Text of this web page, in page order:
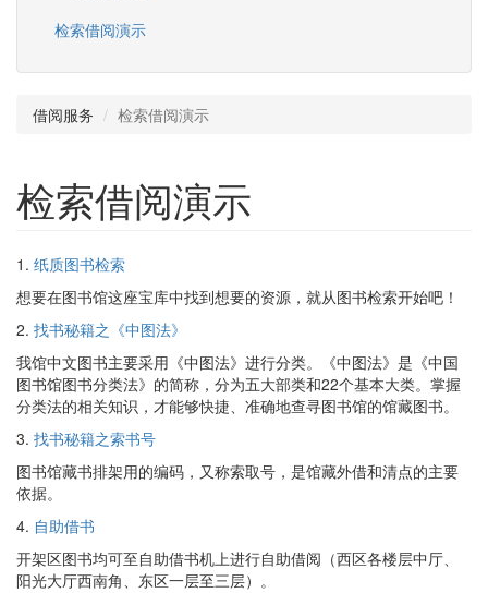
检索借阅演示
借阅服务 检索借阅演示
检索借阅演示
1. 纸质图书检索
想要在图书馆这座宝库中找到想要的资源，就从图书检索开始吧！
2. 找书秘籍之《中图法》
我馆中文图书主要采用《中图法》进行分类。《中图法》是《中国
图书馆图书分类法》的简称，分为五大部类和22个基本大类。掌握
分类法的相关知识，才能够快捷、准确地查寻图书馆的馆藏图书。
3. 找书秘籍之索书号
图书馆藏书排架用的编码，又称索取号，是馆藏外借和清点的主要
依据。
4. 自助借书
开架区图书均可至自助借书机上进行自助借阅（西区各楼层中厅、
阳光大厅西南角、东区一层至三层）。